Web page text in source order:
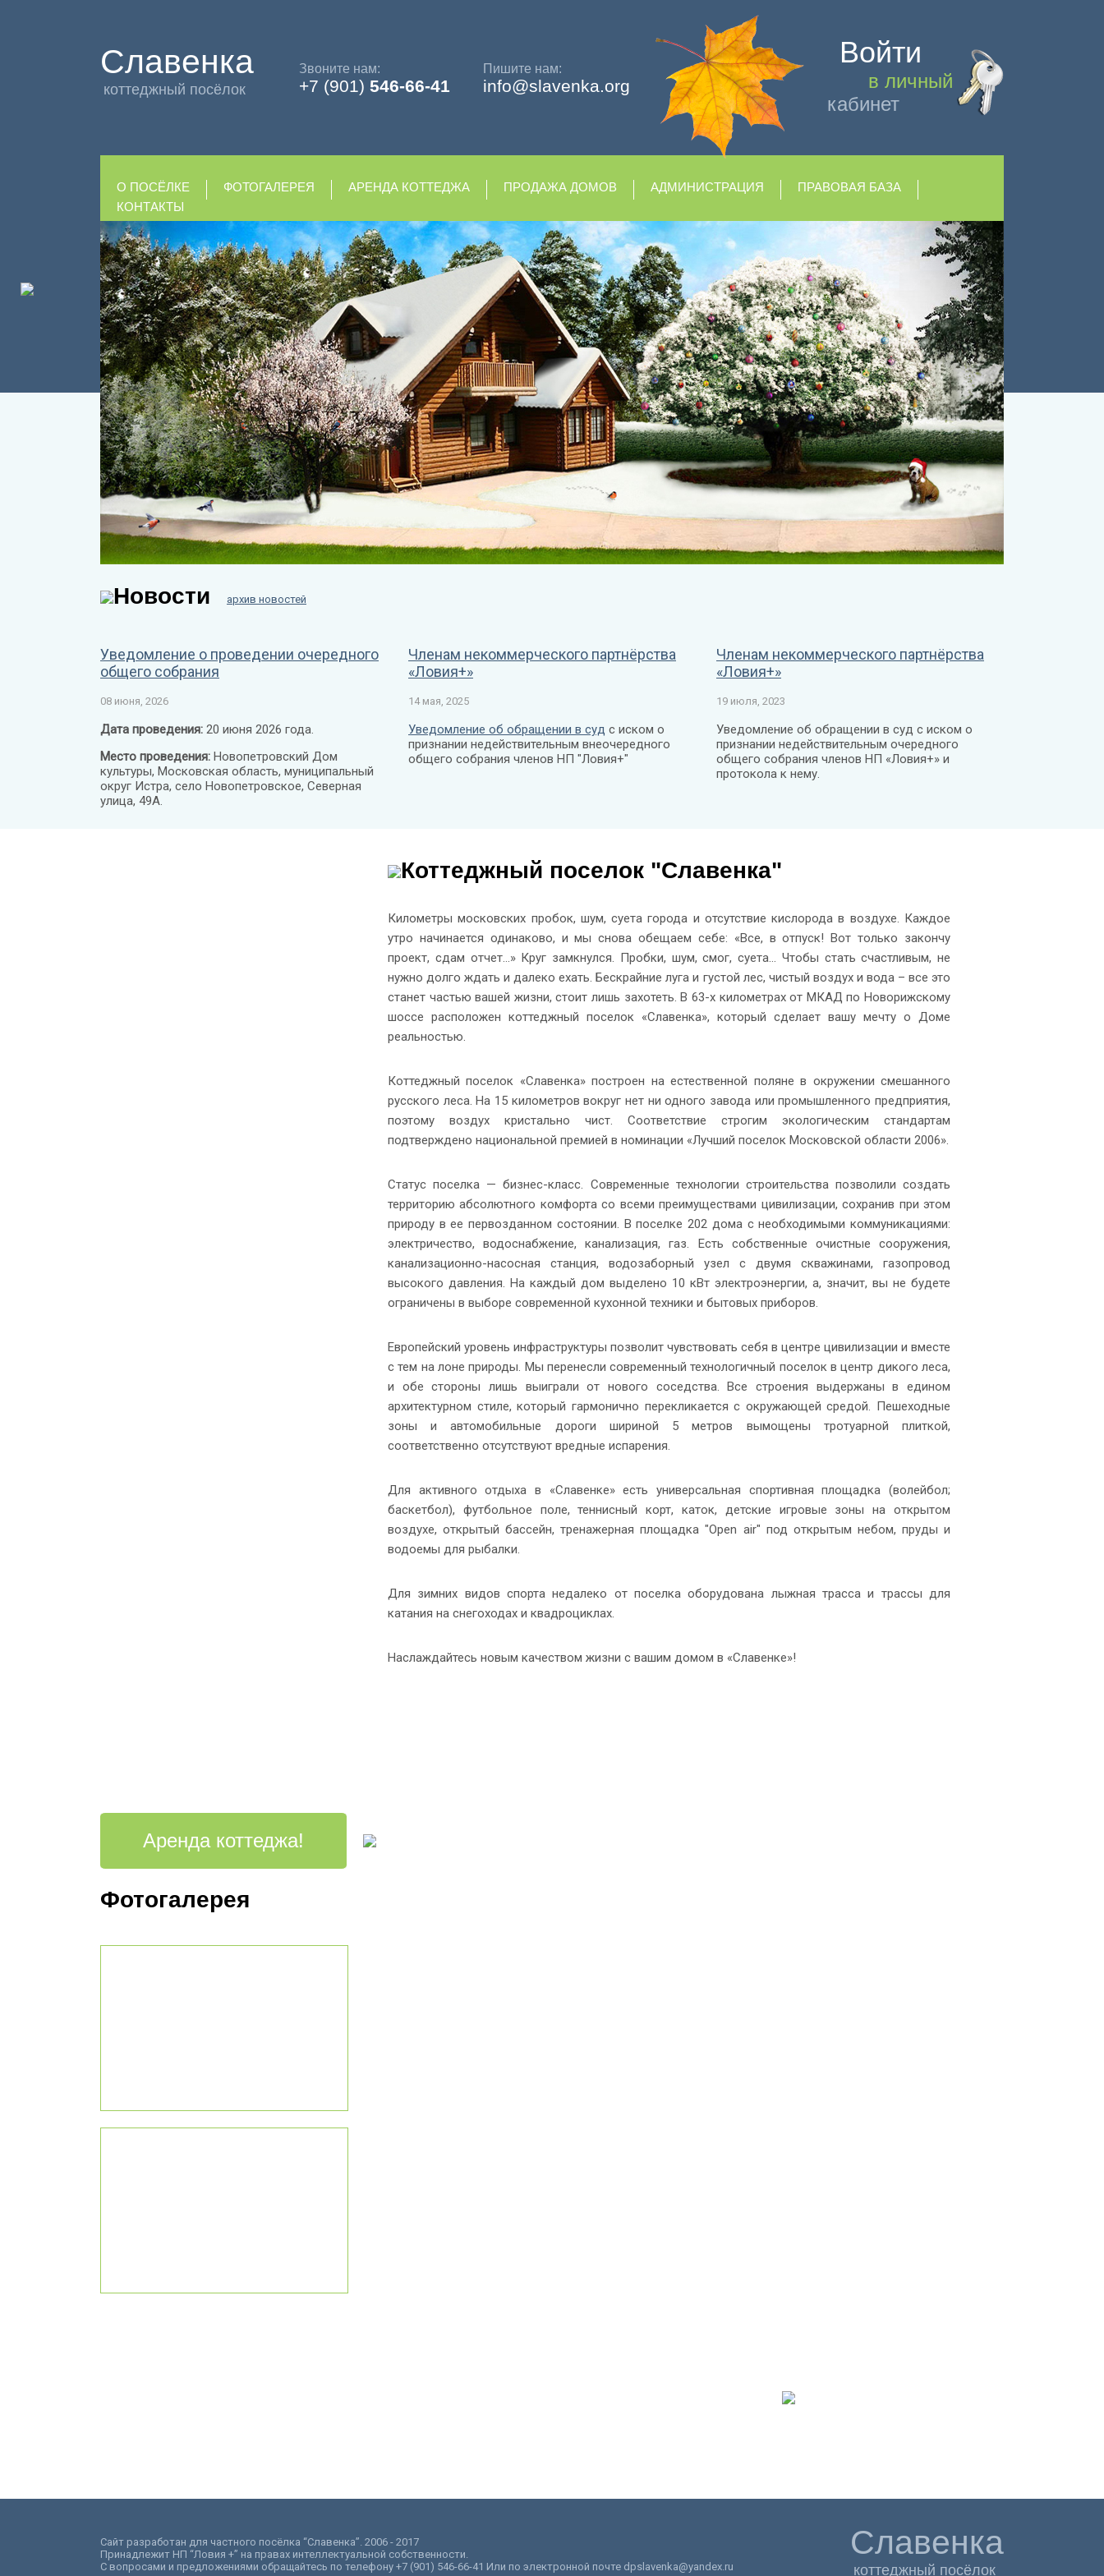
Славенка
коттеджный посёлок
Звоните нам:
+7 (901) 546-66-41
Пишите нам:
info@slavenka.org
Войти
в личный
кабинет
О ПОСЁЛКЕ ФОТОГАЛЕРЕЯ АРЕНДА КОТТЕДЖА ПРОДАЖА ДОМОВ АДМИНИСТРАЦИЯ
ПРАВОВАЯ БАЗА
КОНТАКТЫ
Новости архив новостей
Уведомление о проведении очередного
общего собрания
08 июня, 2026
Дата проведения: 20 июня 2026 года.
Место проведения: Новопетровский Дом
культуры, Московская область, муниципальный
округ Истра, село Новопетровское, Северная
улица, 49А.
Членам некоммерческого партнёрства
«Ловия+»
14 мая, 2025
Уведомление об обращении в суд с иском о
признании недействительным внеочередного
общего собрания членов НП "Ловия+"
Членам некоммерческого партнёрства
«Ловия+»
19 июля, 2023
Уведомление об обращении в суд с иском о
признании недействительным очередного
общего собрания членов НП «Ловия+» и
протокола к нему.
Коттеджный поселок "Славенка"
Километры московских пробок, шум, суета города и отсутствие кислорода в воздухе. Каждое
утро начинается одинаково, и мы снова обещаем себе: «Все, в отпуск! Вот только закончу
проект, сдам отчет…» Круг замкнулся. Пробки, шум, смог, суета… Чтобы стать счастливым, не
нужно долго ждать и далеко ехать. Бескрайние луга и густой лес, чистый воздух и вода – все это
станет частью вашей жизни, стоит лишь захотеть. В 63-х километрах от МКАД по Новорижскому
шоссе расположен коттеджный поселок «Славенка», который сделает вашу мечту о Доме
реальностью.
Коттеджный поселок «Славенка» построен на естественной поляне в окружении смешанного
русского леса. На 15 километров вокруг нет ни одного завода или промышленного предприятия,
поэтому воздух кристально чист. Соответствие строгим экологическим стандартам
подтверждено национальной премией в номинации «Лучший поселок Московской области 2006».
Статус поселка — бизнес-класс. Современные технологии строительства позволили создать
территорию абсолютного комфорта со всеми преимуществами цивилизации, сохранив при этом
природу в ее первозданном состоянии. В поселке 202 дома с необходимыми коммуникациями:
электричество, водоснабжение, канализация, газ. Есть собственные очистные сооружения,
канализационно-насосная станция, водозаборный узел с двумя скважинами, газопровод
высокого давления. На каждый дом выделено 10 кВт электроэнергии, а, значит, вы не будете
ограничены в выборе современной кухонной техники и бытовых приборов.
Европейский уровень инфраструктуры позволит чувствовать себя в центре цивилизации и вместе
с тем на лоне природы. Мы перенесли современный технологичный поселок в центр дикого леса,
и обе стороны лишь выиграли от нового соседства. Все строения выдержаны в едином
архитектурном стиле, который гармонично перекликается с окружающей средой. Пешеходные
зоны и автомобильные дороги шириной 5 метров вымощены тротуарной плиткой,
соответственно отсутствуют вредные испарения.
Для активного отдыха в «Славенке» есть универсальная спортивная площадка (волейбол;
баскетбол), футбольное поле, теннисный корт, каток, детские игровые зоны на открытом
воздухе, открытый бассейн, тренажерная площадка "Open air" под открытым небом, пруды и
водоемы для рыбалки.
Для зимних видов спорта недалеко от поселка оборудована лыжная трасса и трассы для
катания на снегоходах и квадроциклах.
Наслаждайтесь новым качеством жизни с вашим домом в «Славенке»!
Аренда коттеджа!
Фотогалерея
Сайт разработан для частного посёлка “Славенка”. 2006 - 2017
Принадлежит НП “Ловия +” на правах интеллектуальной собственности.
С вопросами и предложениями обращайтесь по телефону +7 (901) 546-66-41 Или по электронной почте dpslavenka@yandex.ru
Славенка
коттеджный посёлок